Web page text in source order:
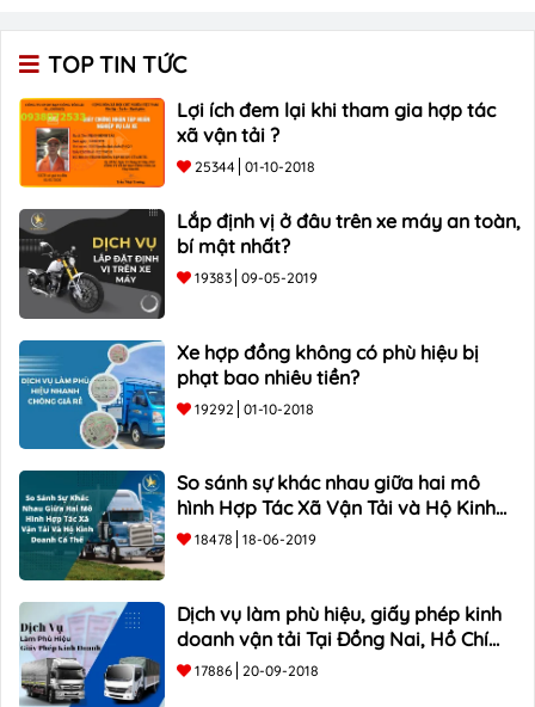
tâm, hãy tham khảo tại
Tô Châu Group.
TOP TIN TỨC
Lợi ích đem lại khi tham gia hợp tác
xã vận tải ?
25344 01-10-2018
Lắp định vị ở đâu trên xe máy an toàn,
bí mật nhất?
19383 09-05-2019
Xe hợp đồng không có phù hiệu bị
phạt bao nhiêu tiền?
19292 01-10-2018
So sánh sự khác nhau giữa hai mô
hình Hợp Tác Xã Vận Tải và Hộ Kinh
Doanh Cá Thể
18478 18-06-2019
Dịch vụ làm phù hiệu, giấy phép kinh
doanh vận tải Tại Đồng Nai, Hồ Chí
Minh
17886 20-09-2018